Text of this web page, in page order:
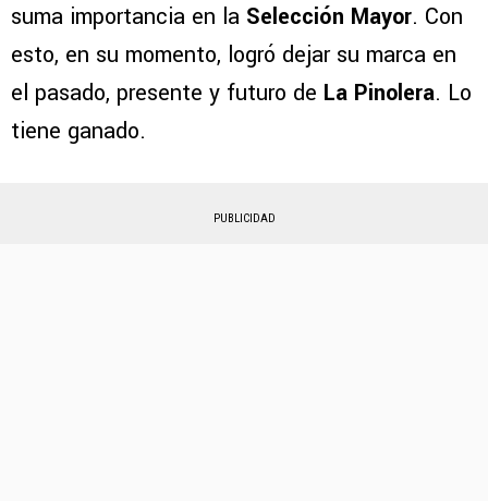
suma importancia en la Selección Mayor. Con
esto, en su momento, logró dejar su marca en
el pasado, presente y futuro de La Pinolera. Lo
tiene ganado.
PUBLICIDAD